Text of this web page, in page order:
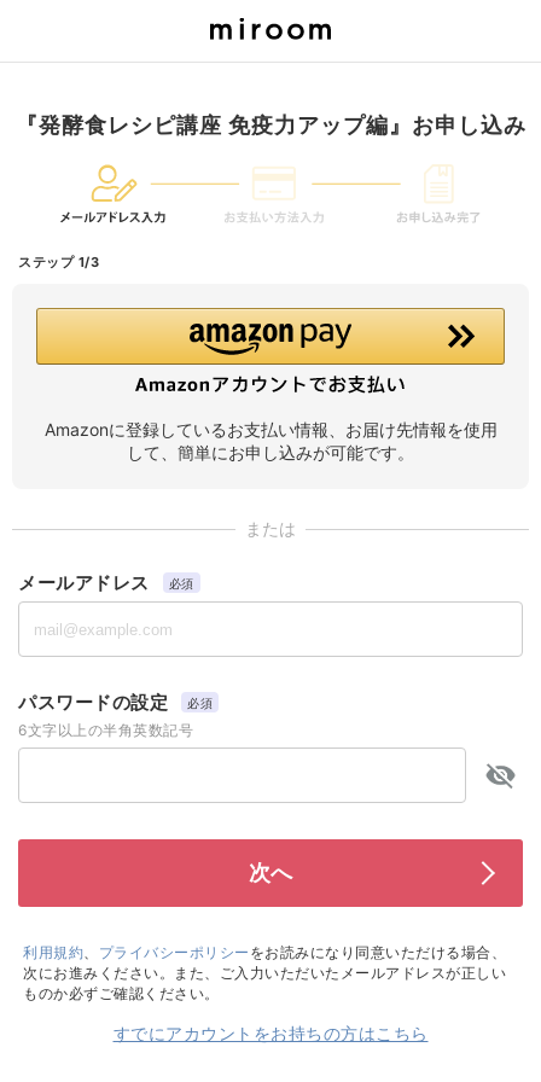
『発酵食レシピ講座 免疫力アップ編』お申し込み
ステップ 1/3
Amazonに登録しているお支払い情報、お届け先情報を使用
して、簡単にお申し込みが可能です。
または
メールアドレス 必須
パスワードの設定 必須
6文字以上の半角英数記号
利用規約、 プライバシーポリシー をお読みになり同意いただける場合、
次にお進みください。また、ご入力いただいたメールアドレスが正しい
ものか必ずご確認ください。
すでにアカウントをお持ちの方はこちら